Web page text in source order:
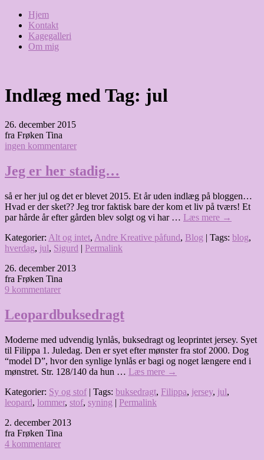
Hjem
Kontakt
Kagegalleri
Om mig
Indlæg med Tag: jul
26. december 2015
fra Frøken Tina
ingen kommentarer
Jeg er her stadig…
så er her jul og det er blevet 2015. Et år uden indlæg på bloggen…
Hvad er der sket?? Jeg tror faktisk bare der kom et liv på tværs! Et
par hårde år efter gården blev solgt og vi har … Læs mere →
Kategorier: Alt og intet, Andre Kreative påfund, Blog | Tags: blog,
hverdag, jul, Sigurd | Permalink
26. december 2013
fra Frøken Tina
9 kommentarer
Leopardbuksedragt
Moderne med udvendig lynlås, buksedragt og leoprintet jersey. Syet
til Filippa 1. Juledag. Den er syet efter mønster fra stof 2000. Dog
“model D”, hvor den synlige lynlås er bagi og noget længere end i
mønstret. Str. 128/140 da hun … Læs mere →
Kategorier: Sy og stof| Tags: buksedragt, Filippa, jersey, jul,
leopard, lommer, stof, syning | Permalink
2. december 2013
fra Frøken Tina
4 kommentarer